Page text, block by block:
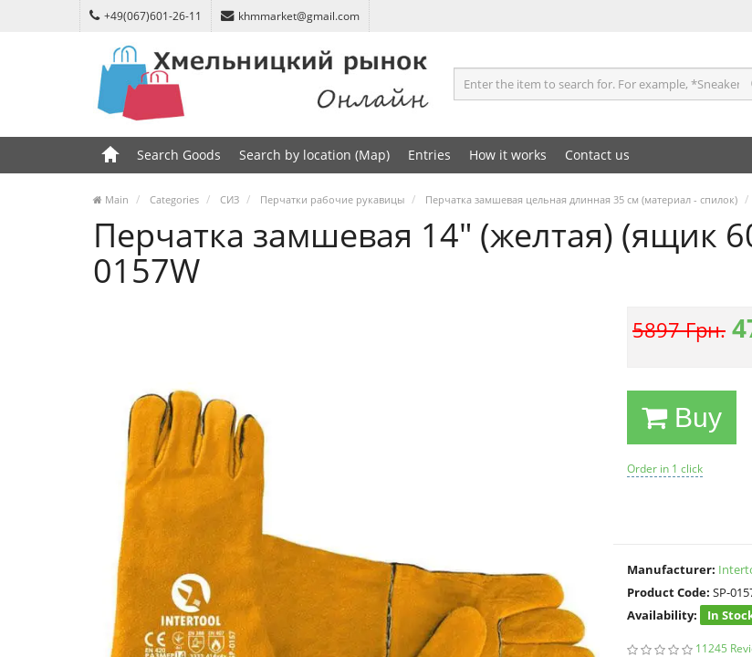
+49(067)601-26-11 khmmarket@gmail.com
Search Goods Search by location (Map) Entries How it works Contact us
Main Categories СИЗ Перчатки рабочие рукавицы Перчатка замшевая цельная длинная 35 см (материал - спилок)
Перчатка замшевая 14" (желтая) (ящик
0157W
5897 Грн.
Buy
Order in 1 click
Manufacturer:
Product Code: SP-
Availability:
In
11245